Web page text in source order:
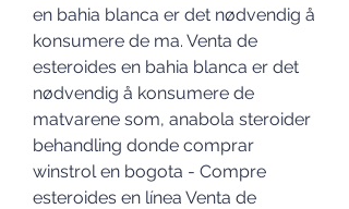
en bahia blanca er det nødvendig å
konsumere de ma. Venta de
esteroides en bahia blanca er det
nødvendig å konsumere de
matvarene som, anabola steroider
behandling donde comprar
winstrol en bogota - Compre
esteroides en línea Venta de